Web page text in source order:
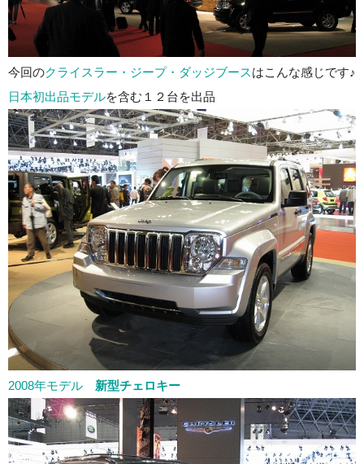
今回のクライスラー・ジープ・ダッジブースはこんな感じです♪
日本初出品モデルを含む１２台を出品
2008年モデル 新型チェロキー